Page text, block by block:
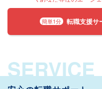
簡単1分 転職支援サ
SERVICE